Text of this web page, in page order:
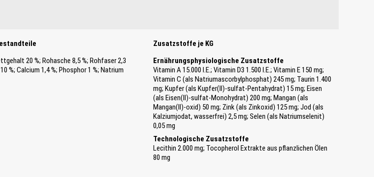
20 %; Rohasche 8,5 %; Rohfaser 2,3
%; Calcium 1,4 %; Phosphor 1 %; Natrium
Zusatzstoffe je KG
Ernährungsphysiologische Zusatzstoffe
Vitamin A 15.000 I.E.; Vitamin D3 1.500 I.E.; Vitamin E 150 mg;
Vitamin C (als Natriumascorbylphosphat) 245 mg; Taurin 1.400
mg; Kupfer (als Kupfer(II)-sulfat-Pentahydrat) 15 mg; Eisen
(als Eisen(II)-sulfat-Monohydrat) 200 mg; Mangan (als
Mangan(II)-oxid) 50 mg; Zink (als Zinkoxid) 125 mg; Jod (als
Kalziumjodat, wasserfrei) 2,5 mg; Selen (als Natriumselenit)
0,05 mg
Technologische Zusatzstoffe
Lecithin 2.000 mg; Tocopherol Extrakte aus pflanzlichen Ölen
80 mg